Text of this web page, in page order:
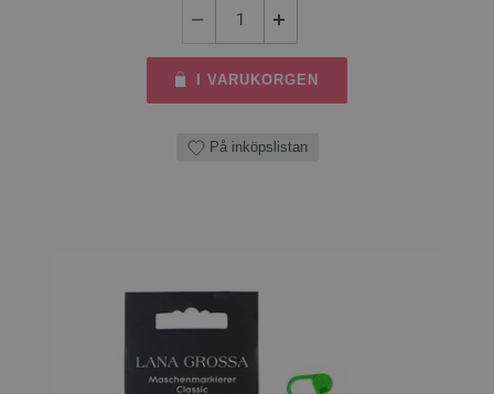
I VARUKORGEN
På inköpslistan